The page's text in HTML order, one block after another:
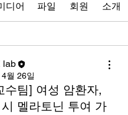
디어 파일 회원 소개
lab
월 26일
수팀] 여성 암환자,
멜라토닌 투여 가